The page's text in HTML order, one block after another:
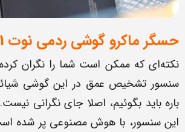
حسگر ماکرو گوشی ردمی نوت 11 پرو
نکته‌ای که ممکن است شما را نگران
سنسور تشخیص عمق در این گوشی
باره باید بگوئیم، اصلا جای نگرانی
این سنسور، با هوش مصنوعی پر شده